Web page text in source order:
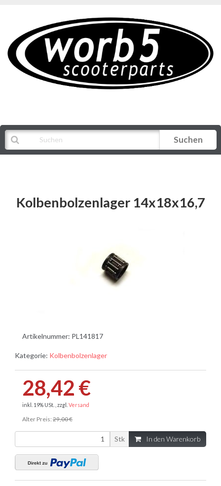
Suchen
Kolbenbolzenlager 14x18x16,7
Artikelnummer: PL141817
Kategorie: Kolbenbolzenlager
28,42 €
inkl. 19% USt. , zzgl. Versand
Alter Preis: 29,00 €
Stk In den Warenkorb